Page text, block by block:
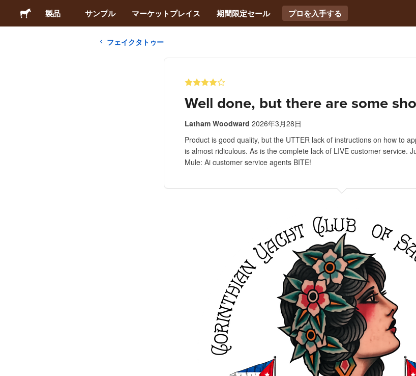
製品 サンプル マーケットプレイス 期間限定セール プロを入手する
フェイクタトゥー
Well done, but there are some
Latham Woodward 2026年3月28日
Product is good quality, but the UTTER lack of instructions on how to
is almost ridiculous. As is the complete lack of LIVE customer service.
Mule: Ai customer service agents BITE!